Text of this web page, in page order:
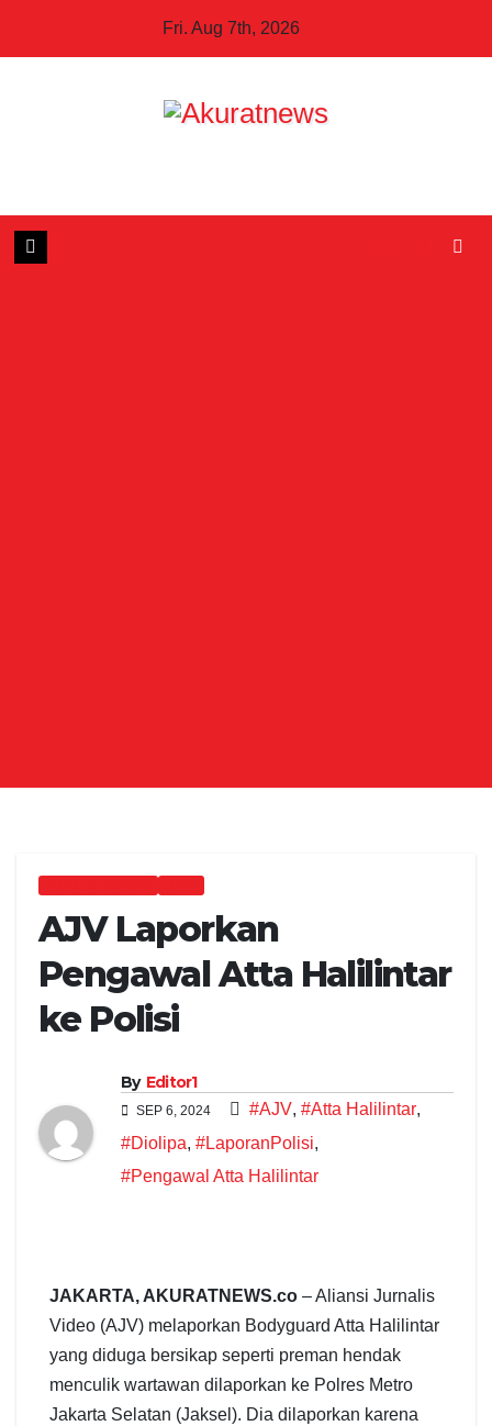
Fri. Aug 7th, 2026
AJV Laporkan
Pengawal Atta Halilintar
ke Polisi
By Editor1
SEP 6, 2024 #AJV, #Atta Halilintar,
#Diolipa, #LaporanPolisi,
#Pengawal Atta Halilintar
JAKARTA, AKURATNEWS.co – Aliansi Jurnalis
Video (AJV) melaporkan Bodyguard Atta Halilintar
yang diduga bersikap seperti preman hendak
menculik wartawan dilaporkan ke Polres Metro
Jakarta Selatan (Jaksel). Dia dilaporkan karena